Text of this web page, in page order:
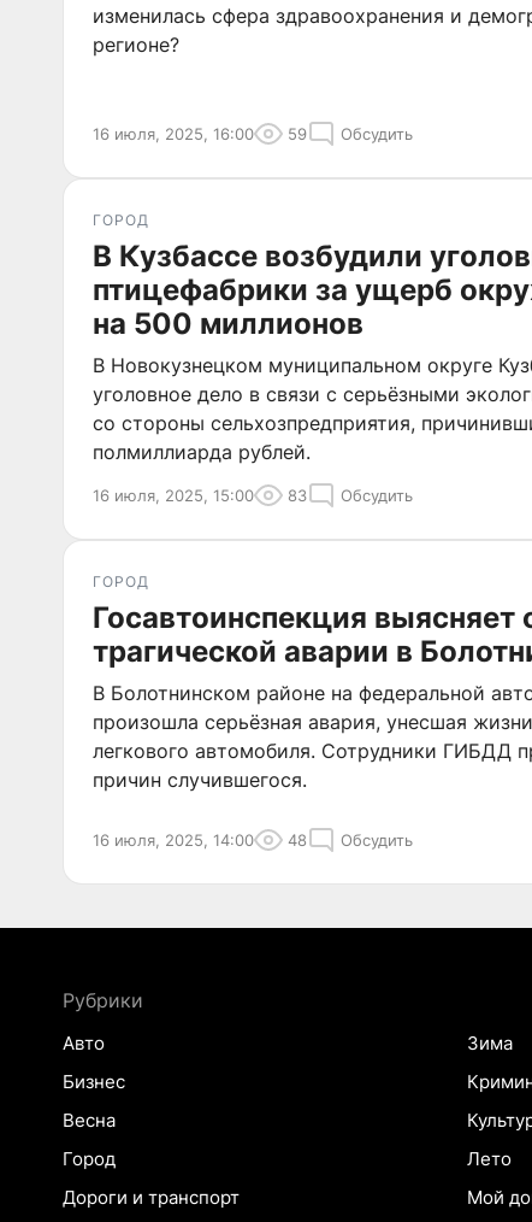
изменилась сфера здравоохранения и
регионе?
16 июля, 2025, 16:00 59 Обсудить
ГОРОД
В Кузбассе возбудили
птицефабрики за ущерб
на 500 миллионов
В Новокузнецком муниципальном округе
уголовное дело в связи с серьёзными
со стороны сельхозпредприятия,
полмиллиарда рублей.
16 июля, 2025, 15:00 83 Обсудить
ГОРОД
Госавтоинспекция выясняет
трагической аварии в
В Болотнинском районе на федеральной
произошла серьёзная авария, унесшая
легкового автомобиля. Сотрудники ГИБДД
причин случившегося.
16 июля, 2025, 14:00 48 Обсудить
Рубрики
Авто
Бизнес
Весна
Город
Дороги и транспорт
Зима
Лето
Мой